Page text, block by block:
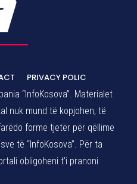
PRIVACY POLIC
“InfoKosova”. Materialet
nuk mund të kopjohen, të
forme tjetër për qëllime
të “InfoKosova”. Për ta
obligoheni t’i pranoni